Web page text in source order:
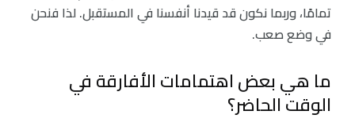
تمامًا، وربما نكون قد قيدنا أنفسنا في المستقبل. لذا فنحن
في وضع صعب.
ما هي بعض اهتمامات الأفارقة في
الوقت الحاضر؟